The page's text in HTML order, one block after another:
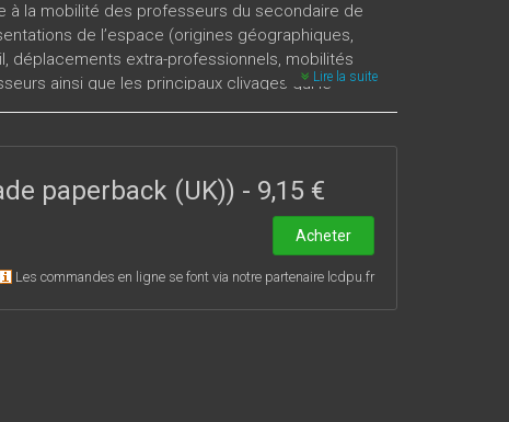
la mobilité des professeurs du secondaire de
de l’espace (origines géographiques,
déplacements extra-professionnels, mobilités
ainsi que les principaux clivages qui le
une des caractéristiques de la position sociale
Lire la suite
paperback (UK)) - 9,15 €
Acheter
Les commandes en ligne se font via notre partenaire lcdpu.fr